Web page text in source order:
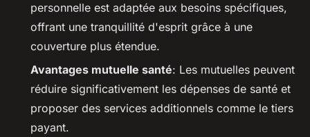
personnelle est adaptée aux besoins spécifiques,
offrant une tranquillité d'esprit grâce à une
couverture plus étendue.
Avantages mutuelle santé: Les mutuelles peuvent
réduire significativement les dépenses de santé et
proposer des services additionnels comme le tiers
payant.